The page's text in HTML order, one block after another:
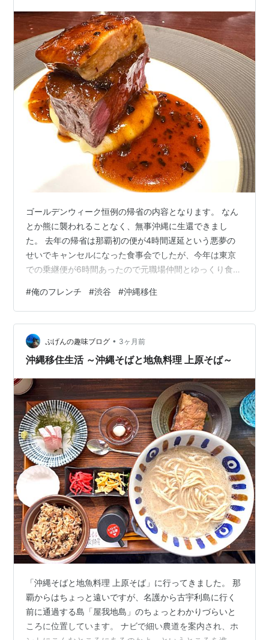
ゴールデンウィーク恒例の帰省の内容となります。 なん
とか熊に襲われることなく、無事沖縄に生還できまし
た。 去年の帰省は那覇初の便が4時間遅延という悪夢の
せいでキャンセルになった食事会でしたが、今年は東京
での乗継便が6時間あったので元職場仲間とゆっくり食事
当日キャンセルして申し訳なかったのでリベンジさせて
いただきました。 予約してたので早速店内へご案内。 入
口は地下1階でちょっとわかりにくいかなと感じました。
「フォアグラ トリュフ キャビア 世界三大珍味がお楽し
みいただける贅沢コース全8品」というコース料理でし
#俺のフレンチ #渋谷 #沖縄移住
ぷげんの趣味ブログ • 3ヶ月前
沖縄移住生活 ～沖縄そばと地魚料理 上原そば～
「沖縄そばと地魚料理 上原そば」に行ってきました。 那
覇からはちょっと遠いですが、名護から古宇利島に行く
前に通過する島「屋我地島」のちょっとわかりづらいと
ころに位置しています。 ナビで細い農道を案内され、ホ